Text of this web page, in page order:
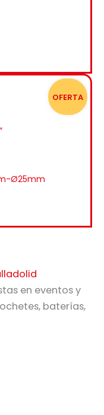
OFERTA
Ø25mm
en eventos y
baterías,